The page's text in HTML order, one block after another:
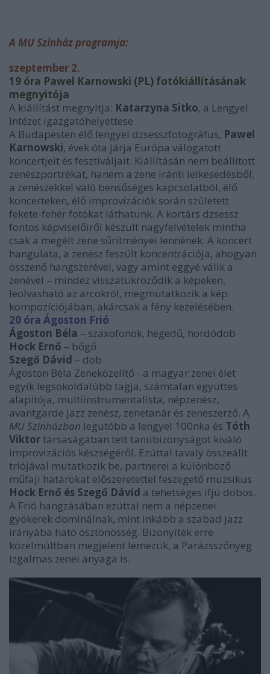
A MU Színház programja:
szeptember 2.
19 óra Pawel Karnowski (PL) fotókiállításának
megnyitója
A kiállítást megnyitja: Katarzyna Sitko, a Lengyel
Intézet igazgatóhelyettese
A Budapesten élő lengyel dzsesszfotográfus, Pawel
Karnowski, évek óta járja Európa válogatott
koncertjeit és fesztiváljait. Kiállításán nem beállított
zenészportrékat, hanem a zene iránti lelkesedésből,
a zenészekkel való bensőséges kapcsolatból, élő
koncerteken, élő improvizációk során született
fekete-fehér fotókat láthatunk. A kortárs dzsessz
fontos képviselőiről készült nagyfelvételek mintha
csak a megélt zene sűrítményei lennének. A koncert
hangulata, a zenész feszült koncentrációja, ahogyan
összenő hangszerével, vagy amint eggyé válik a
zenével – mindez visszatükröződik a képeken,
leolvasható az arcokról, megmutatkozik a kép
kompozíciójában, akárcsak a fény kezelésében.
20 óra Ágoston Frió
Ágoston Béla – szaxofonok, hegedű, hordódob
Hock Ernő – bőgő
Szegő Dávid – dob
Ágoston Béla Zeneközelítő - a magyar zenei élet
egyik legsokoldalúbb tagja, számtalan együttes
alapítója, multiinstrumentalista, népzenész,
avantgarde jazz zenész, zenetanár és zeneszerző. A
MU Színházban legutóbb a lengyel 100nka és Tóth
Viktor társaságában tett tanúbizonyságot kiváló
improvizációs készségéről. Ezúttal tavaly összeállt
triójával mutatkozik be, partnerei a különböző
műfaji határokat előszeretettel feszegető muzsikus
Hock Ernő és Szegő Dávid a tehetséges ifjú dobos.
A Frió hangzásában ezúttal nem a népzenei
gyökerek dominálnak, mint inkább a szabad jazz
irányába ható ösztönösség. Bizonyíték erre
közelmúltban megjelent lemezük, a Parázsszőnyeg
izgalmas zenei anyaga is.